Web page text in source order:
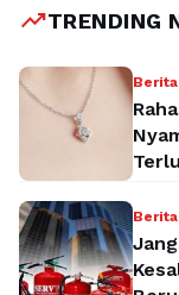
menghadapi
trending_upTRENDING
Berita
Berita